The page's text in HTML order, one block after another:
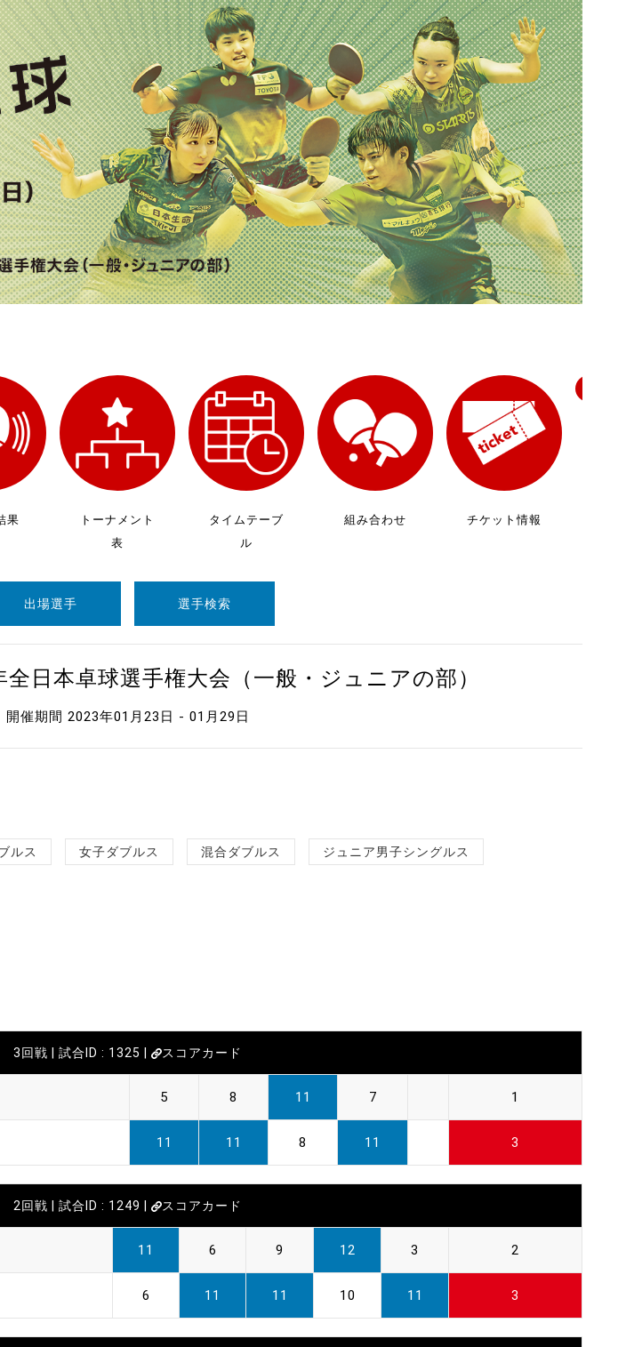
果
トーナメント
表
タイムテーブ
ル
組み合わせ チケット情報
出場選手 選手検索
日本卓球選手権大会（一般・ジュニアの部）
開催期間 2023年01月23日 - 01月29日
ルス 女子ダブルス 混合ダブルス ジュニア男子シングルス
3回戦 | 試合ID : 1325 | スコアカード
5 8 11 7 1
11 11 8 11 3
2回戦 | 試合ID : 1249 | スコアカード
11 6 9 12 3 2
6 11 11 10 11 3